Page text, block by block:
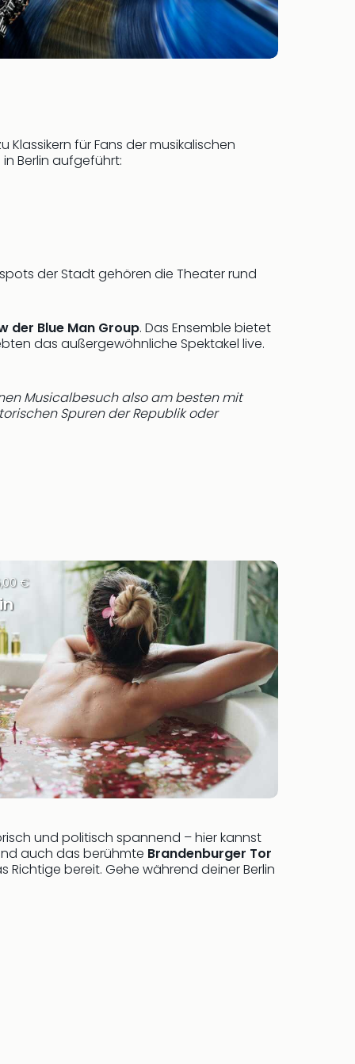
Klassikern für Fans der musikalischen
Berlin aufgeführt:
der Stadt gehören die Theater rund
der Blue Man Group. Das Ensemble bietet
das außergewöhnliche Spektakel live.
Musicalbesuch also am besten mit
Spuren der Republik oder
€
und politisch spannend – hier kannst
auch das berühmte Brandenburger Tor
bereit. Gehe während deiner Berlin